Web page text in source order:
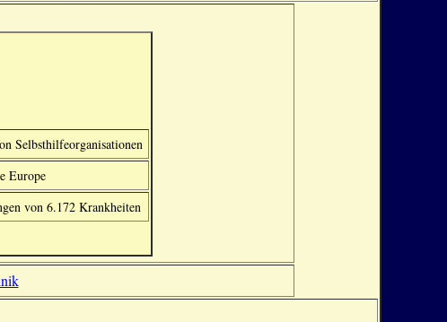
Selbsthilfeorganisationen
Europe
von 6.172 Krankheiten